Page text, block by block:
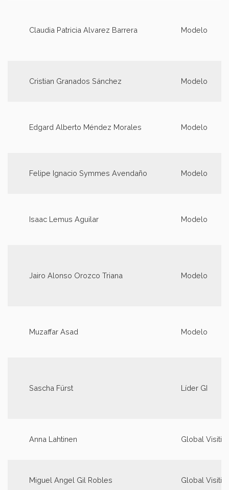
Claudia Patricia Alvarez Barrera Modelo
Cristian Granados Sánchez Modelo
Edgard Alberto Méndez Morales Modelo
Felipe Ignacio Symmes Avendaño Modelo
Isaac Lemus Aguilar Modelo
Jairo Alonso Orozco Triana Modelo
Muzaffar Asad Modelo
Sascha Fürst Líder GI
Anna Lahtinen Global
Miguel Angel Gil Robles Global